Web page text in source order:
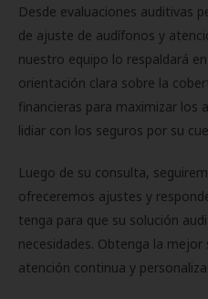
Desde evaluaciones auditivas
de ajuste de audífonos y
nuestro equipo lo respaldará
orientación clara sobre la
financieras para maximizar los
lidiar con los seguros por su
Luego de su consulta,
ofreceremos ajustes y
tenga para que su solución
necesidades. Obtenga la
atención continua y